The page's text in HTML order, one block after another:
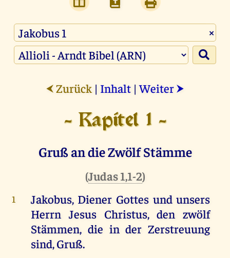
×
⮜ Zurück | Inhalt |Weiter ⮞
- Kapitel 1 -
Gruß an die Zwölf Stämme
(Judas 1,1-2)
1
Jakobus, Diener Gottes und unsers
Herrn Jesus Christus, den zwölf
Stämmen, die in der Zerstreuung
sind, Gruß.